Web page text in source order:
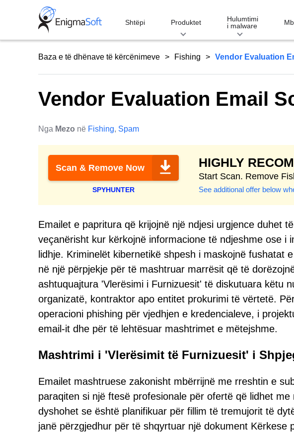
Shtëpi Produktet
Hulumtimi
i malware
Baza e të dhënave të kërcënimeve Fishing Vendor Evaluation
Vendor Evaluation Email
Nga Mezo në Fishing, Spam
Scan & Remove Now
SPYHUNTER
HIGHLY
Start Scan. Remove
See additional offer below
Emailet e papritura që krijojnë një ndjesi urgjence duhet
veçanërisht kur kërkojnë informacione të ndjeshme ose i
lidhje. Kriminelët kibernetikë shpesh i maskojnë fushatat
në një përpjekje për të mashtruar marrësit që të
ashtuquajtura 'Vlerësimi i Furnizuesit' të diskutuara këtu
organizatë, kontraktor apo entitet prokurimi të vërtetë.
operacioni phishing për vjedhjen e kredencialeve, i
email-it dhe për të lehtësuar mashtrimet e mëtejshme.
Mashtrimi i 'Vlerësimit të Furnizuesit' i
Emailet mashtruese zakonisht mbërrijnë me rreshtin e
paraqiten si një ftesë profesionale për ofertë që lidhet
dyshohet se është planifikuar për fillim të tremujorit të
janë përzgjedhur për të shqyrtuar një dokument Kërkese